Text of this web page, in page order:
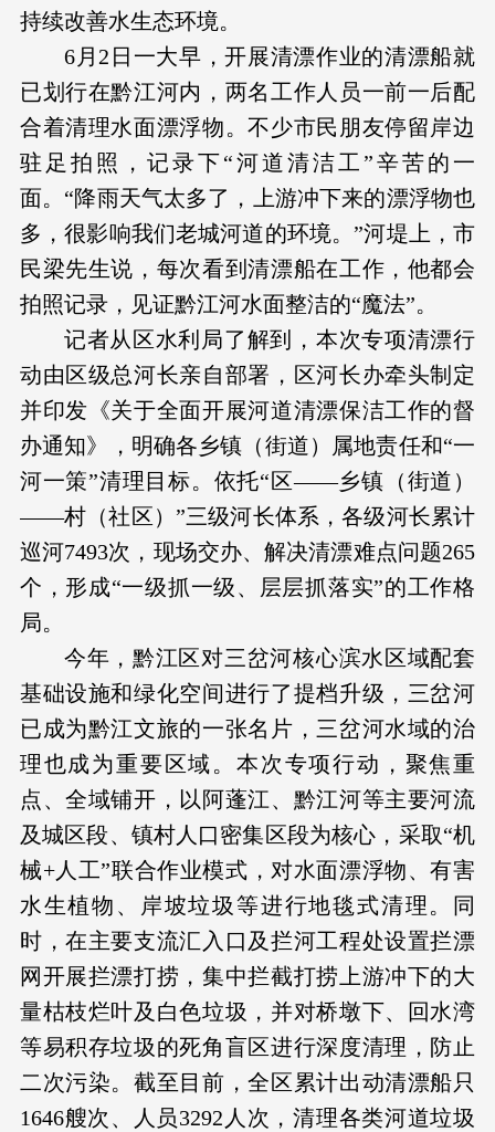
持续改善水生态环境。
6月2日一大早，开展清漂作业的清漂船就
已划行在黔江河内，两名工作人员一前一后配
合着清理水面漂浮物。不少市民朋友停留岸边
驻足拍照，记录下“河道清洁工”辛苦的一
面。“降雨天气太多了，上游冲下来的漂浮物也
多，很影响我们老城河道的环境。”河堤上，市
民梁先生说，每次看到清漂船在工作，他都会
拍照记录，见证黔江河水面整洁的“魔法”。
记者从区水利局了解到，本次专项清漂行
动由区级总河长亲自部署，区河长办牵头制定
并印发《关于全面开展河道清漂保洁工作的督
办通知》，明确各乡镇（街道）属地责任和“一
河一策”清理目标。依托“区——乡镇（街道）
——村（社区）”三级河长体系，各级河长累计
巡河7493次，现场交办、解决清漂难点问题265
个，形成“一级抓一级、层层抓落实”的工作格
局。
今年，黔江区对三岔河核心滨水区域配套
基础设施和绿化空间进行了提档升级，三岔河
已成为黔江文旅的一张名片，三岔河水域的治
理也成为重要区域。本次专项行动，聚焦重
点、全域铺开，以阿蓬江、黔江河等主要河流
及城区段、镇村人口密集区段为核心，采取“机
械+人工”联合作业模式，对水面漂浮物、有害
水生植物、岸坡垃圾等进行地毯式清理。同
时，在主要支流汇入口及拦河工程处设置拦漂
网开展拦漂打捞，集中拦截打捞上游冲下的大
量枯枝烂叶及白色垃圾，并对桥墩下、回水湾
等易积存垃圾的死角盲区进行深度清理，防止
二次污染。截至目前，全区累计出动清漂船只
1646艘次、人员3292人次，清理各类河道垃圾